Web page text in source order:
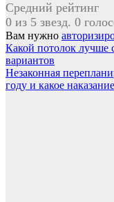
Средний рейтинг
0 из 5 звезд. 0
Вам нужно
Навигация
по
записям
Какой потолок лучше
вариантов
Незаконная
году и какое